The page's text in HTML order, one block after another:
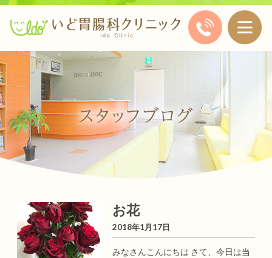
お花
2018年1月17日
みなさんこんにちは さて、今日は当